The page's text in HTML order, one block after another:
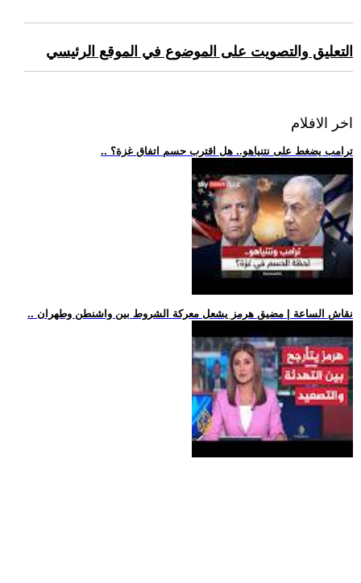
التعليق والتصويت على الموضوع في الموقع الرئيسي
اخر الافلام
.. ترامب يضغط على نتنياهو.. هل اقترب حسم اتفاق غزة؟
.. نقاش الساعة | مضيق هرمز يشعل معركة الشروط بين واشنطن وطهران